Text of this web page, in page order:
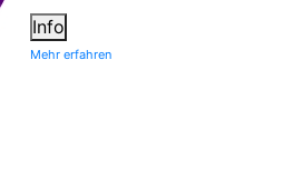
Info
Mehr erfahren